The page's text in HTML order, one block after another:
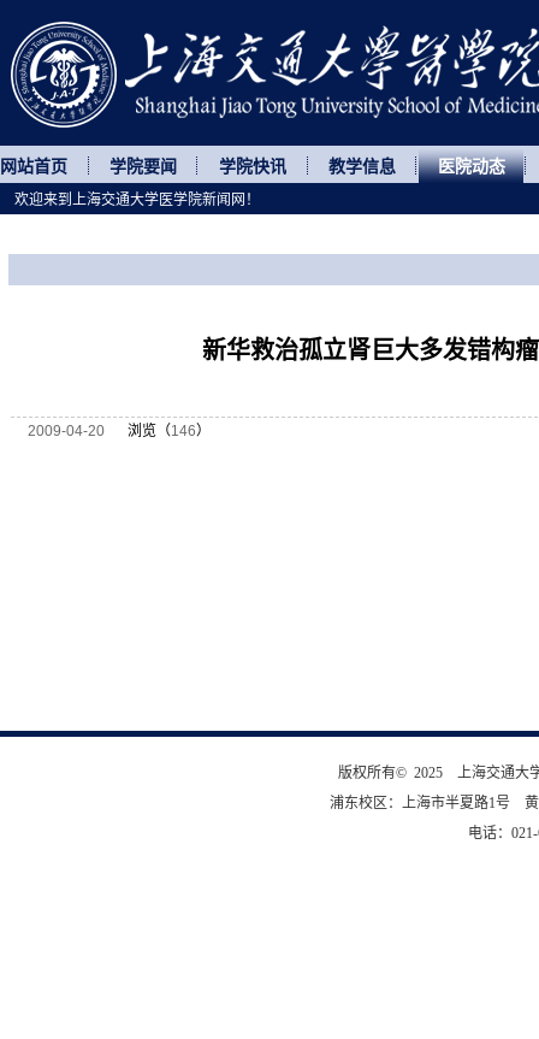
版权所有© 2025 上海交通大
浦东校区：上海市半夏路1号
电话：
网站首页 学院要闻 学院快讯 教学信息 医院动态
新华救治孤立肾巨大多发错构
2009-04-20 浏览（146）
欢迎来到上海交通大学医学院新闻网！